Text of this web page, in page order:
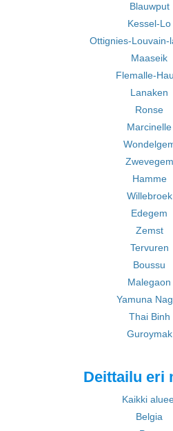
Blauwput
Kessel-Lo
Ottignies-Louvain-
Maaseik
Flemalle-
Lanaken
Ronse
Marcinelle
Zwevegem
Hamme
Willebroek
Edegem
Zemst
Tervuren
Boussu
Malegaon
Yamuna
Thai Binh
Guroymak
Deittailu eri
Kaikki
Belgia